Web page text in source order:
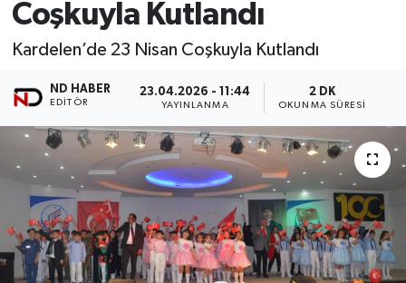
Coşkuyla Kutlandı
Kardelen’de 23 Nisan Coşkuyla Kutlandı
ND HABER
EDITÖR
23.04.2026 - 11:44
YAYINLANMA
2 DK
OKUNMA SÜRESI